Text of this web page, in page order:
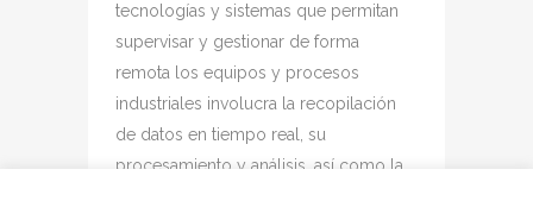
tecnologías y sistemas que permitan
supervisar y gestionar de forma
remota los equipos y procesos
industriales involucra la recopilación
de datos en tiempo real, su
procesamiento y análisis, así como la